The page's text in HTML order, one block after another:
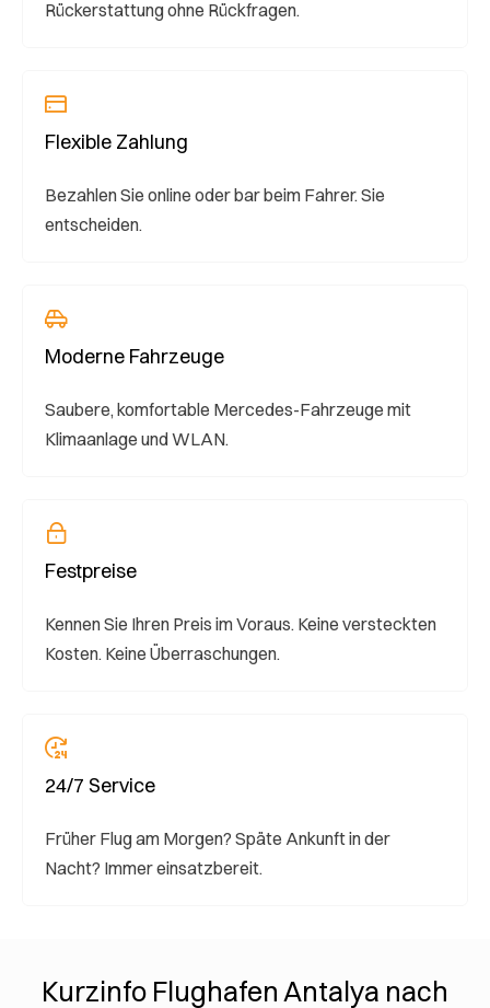
Rückerstattung ohne Rückfragen.
Flexible Zahlung
Bezahlen Sie online oder bar beim Fahrer. Sie
entscheiden.
Moderne Fahrzeuge
Saubere, komfortable Mercedes-Fahrzeuge mit
Klimaanlage und WLAN.
Festpreise
Kennen Sie Ihren Preis im Voraus. Keine versteckten
Kosten. Keine Überraschungen.
24/7 Service
Früher Flug am Morgen? Späte Ankunft in der
Nacht? Immer einsatzbereit.
Kurzinfo Flughafen Antalya nach